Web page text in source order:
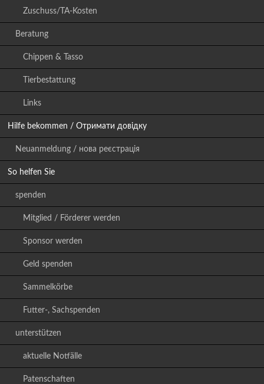
Zuschuss/TA-Kosten
Beratung
Chippen & Tasso
Tierbestattung
Links
Hilfe bekommen / Отримати довідку
Neuanmeldung / нова реєстрація
So helfen Sie
spenden
Mitglied / Förderer werden
Sponsor werden
Geld spenden
Sammelkörbe
Futter-, Sachspenden
unterstützen
aktuelle Notfälle
Patenschaften